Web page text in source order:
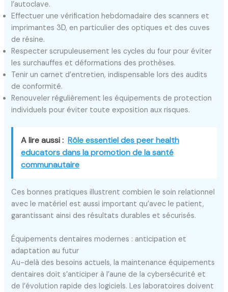
l’autoclave.
Effectuer une vérification hebdomadaire des scanners et
imprimantes 3D, en particulier des optiques et des cuves
de résine.
Respecter scrupuleusement les cycles du four pour éviter
les surchauffes et déformations des prothèses.
Tenir un carnet d’entretien, indispensable lors des audits
de conformité.
Renouveler régulièrement les équipements de protection
individuels pour éviter toute exposition aux risques.
A lire aussi : Rôle essentiel des peer health
educators dans la promotion de la santé
communautaire
Ces bonnes pratiques illustrent combien le soin relationnel
avec le matériel est aussi important qu’avec le patient,
garantissant ainsi des résultats durables et sécurisés.
Équipements dentaires modernes : anticipation et
adaptation au futur
Au-delà des besoins actuels, la maintenance équipements
dentaires doit s’anticiper à l’aune de la cybersécurité et
de l’évolution rapide des logiciels. Les laboratoires doivent